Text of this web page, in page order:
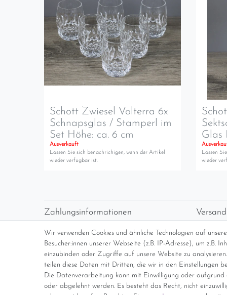
Schott Zwiesel Volterra 6x
Schnapsglas / Stamperl im
Set Höhe: ca. 6 cm
Ausverkauft
Lassen Sie sich benachrichigen, wenn der Artikel
wieder verfügbar ist.
Glas
Lassen
wieder
Wir verwenden Cookies und ähnliche Technologien auf
Besucher:innen unserer Webseite (z.B. IP-Adresse), um
einzubinden oder Zugriffe auf unsere Website zu
teilen diese Daten mit Dritten, die wir in den Einstellungen
Die Datenverarbeitung kann mit Einwilligung oder
oder abgelehnt werden. Es besteht das Recht, nicht
Zahlungsinformationen
Paypal
Abholung
*Endpreis inkl. MwSt. (Dieser Artikel